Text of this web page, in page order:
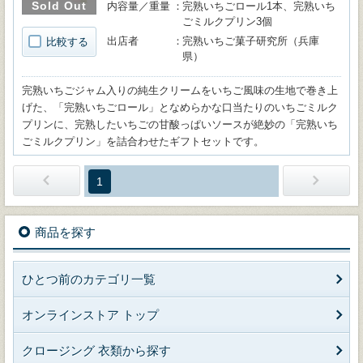
Sold Out
比較する
内容量／重量
完熟いちごロール1本、完熟いち
ごミルクプリン3個
出店者
完熟いちご菓子研究所（兵庫
県）
完熟いちごジャム入りの純生クリームをいちご風味の生地で巻き上
げた、「完熟いちごロール」となめらかな口当たりのいちごミルク
プリンに、完熟したいちごの甘酸っぱいソースが絶妙の「完熟いち
ごミルクプリン」を詰合わせたギフトセットです。
1
商品を探す
ひとつ前のカテゴリ一覧
オンラインストア トップ
クロージング 衣類から探す